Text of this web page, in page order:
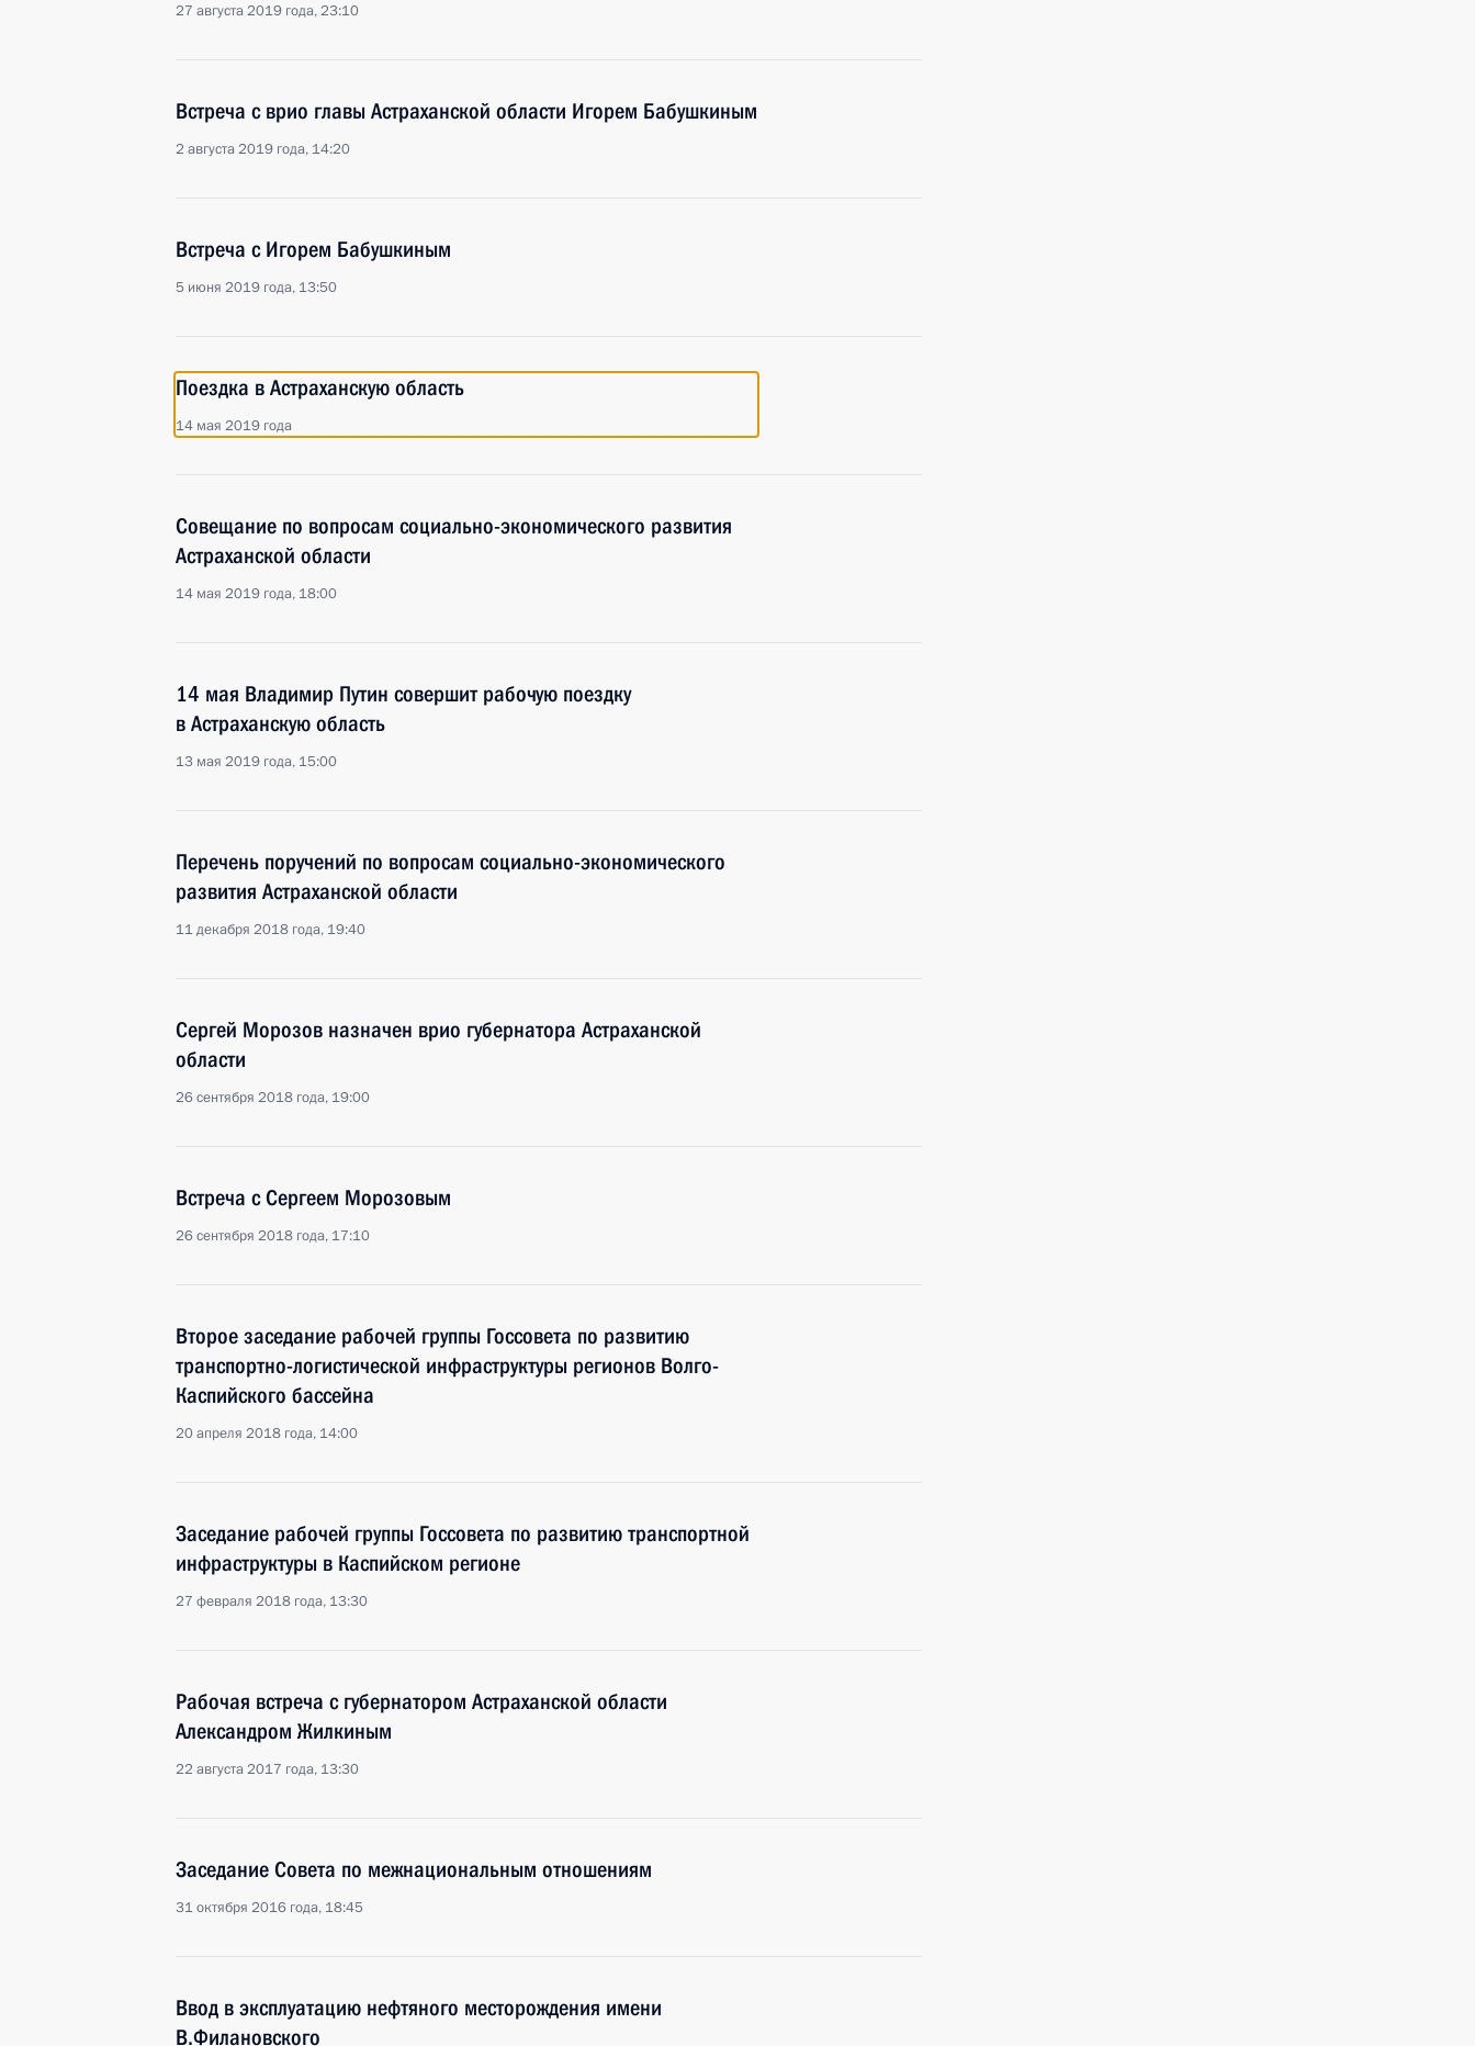
27 августа 2019 года, 23:10
Встреча с врио главы Астраханской области Игорем Бабушкиным
2 августа 2019 года, 14:20
Встреча с Игорем Бабушкиным
5 июня 2019 года, 13:50
Поездка в Астраханскую область
14 мая 2019 года
Совещание по вопросам социально-экономического развития
Астраханской области
14 мая 2019 года, 18:00
14 мая Владимир Путин совершит рабочую поездку
в Астраханскую область
13 мая 2019 года, 15:00
Перечень поручений по вопросам социально-экономического
развития Астраханской области
11 декабря 2018 года, 19:40
Сергей Морозов назначен врио губернатора Астраханской
области
26 сентября 2018 года, 19:00
Встреча с Сергеем Морозовым
26 сентября 2018 года, 17:10
Второе заседание рабочей группы Госсовета по развитию
транспортно-логистической инфраструктуры регионов Волго-
Каспийского бассейна
20 апреля 2018 года, 14:00
Заседание рабочей группы Госсовета по развитию транспортной
инфраструктуры в Каспийском регионе
27 февраля 2018 года, 13:30
Рабочая встреча с губернатором Астраханской области
Александром Жилкиным
22 августа 2017 года, 13:30
Заседание Совета по межнациональным отношениям
31 октября 2016 года, 18:45
Ввод в эксплуатацию нефтяного месторождения имени
В.Филановского